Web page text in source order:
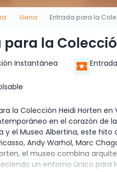
Viena Entrada para la
para la
Instantánea
la Colección Heidi Horten
en el corazón de
y el Museo Albertina, este
Andy Warhol, Marc
el museo combina
un entorno único para